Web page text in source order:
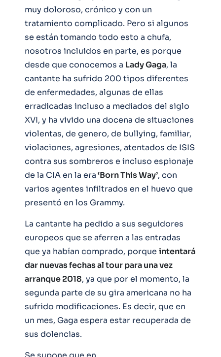
muy doloroso, crónico y con un
tratamiento complicado. Pero si algunos
se están tomando todo esto a chufa,
nosotros incluidos en parte, es porque
desde que conocemos a Lady Gaga, la
cantante ha sufrido 200 tipos diferentes
de enfermedades, algunas de ellas
erradicadas incluso a mediados del siglo
XVI, y ha vivido una docena de situaciones
violentas, de genero, de bullying, familiar,
violaciones, agresiones, atentados de ISIS
contra sus sombreros e incluso espionaje
de la CIA en la era‘Born This Way’, con
varios agentes infiltrados en el huevo que
presentó en los Grammy.
La cantante ha pedido a sus seguidores
europeos que se aferren a las entradas
que ya habían comprado, porque intentará
dar nuevas fechas al tour para una vez
arranque 2018, ya que por el momento, la
segunda parte de su gira americana no ha
sufrido modificaciones. Es decir, que en
un mes, Gaga espera estar recuperada de
sus dolencias.